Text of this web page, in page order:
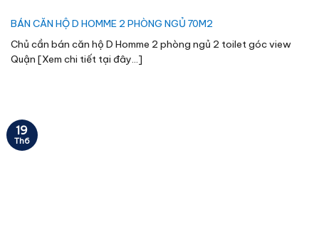
BÁN CĂN HỘ D HOMME 2 PHÒNG NGỦ 70M2
Chủ cần bán căn hộ D Homme 2 phòng ngủ 2 toilet góc view
Quận [Xem chi tiết tại đây...]
19
Th6